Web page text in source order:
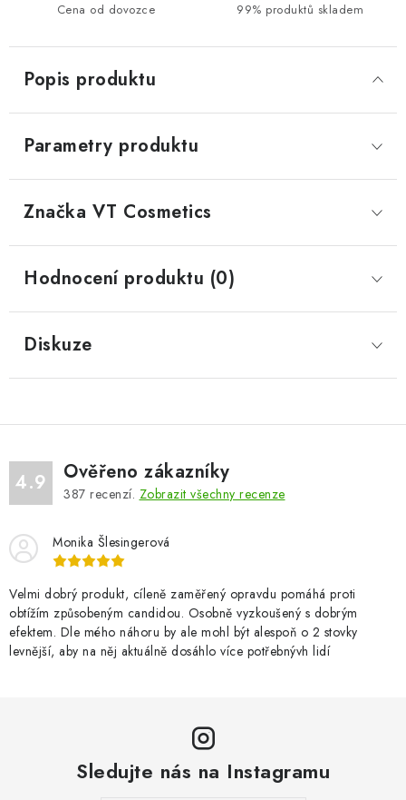
Cena od dovozce 99% produktů skladem
Popis produktu
Parametry produktu
Značka VT Cosmetics
Hodnocení produktu (0)
Diskuze
4.9 Ověřeno zákazníky
387 recenzí. Zobrazit všechny recenze
Monika Šlesingerová
Velmi dobrý produkt, cíleně zaměřený opravdu pomáhá proti
obtížím způsobeným candidou. Osobně vyzkoušený s dobrým
efektem. Dle mého náhoru by ale mohl být alespoň o 2 stovky
levnější, aby na něj aktuálně dosáhlo více potřebnývh lidí
Sledujte nás na Instagramu